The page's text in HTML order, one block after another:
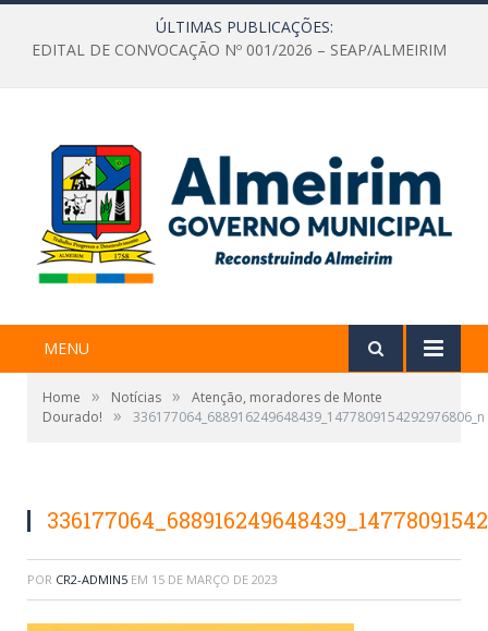
ÚLTIMAS PUBLICAÇÕES:
EDITAL DE CONVOCAÇÃO Nº 001/2026 – SEAP/ALMEIRIM
MENU
Home » Notícias »
Atenção, moradores de Monte
Dourado!
» 336177064_688916249648439_1477809154292976806_n
POR CR2-ADMIN5 EM 15 DE MARÇO DE 2023